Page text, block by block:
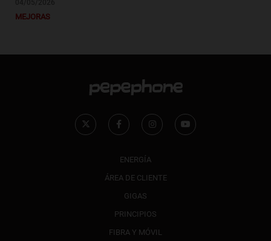
MEJORAS
ENERGÍA
ÁREA DE CLIENTE
GIGAS
PRINCIPIOS
FIBRA Y MÓVIL